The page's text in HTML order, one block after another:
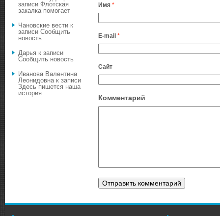
Имя *
E-mail *
Сайт
Комментарий
записи Флотская
закалка помогает
Чановские вести к
записи Сообщить
новость
Дарья к записи
Сообщить новость
Иванова Валентина
Леонидовнак записи
Здесь пишется наша
история